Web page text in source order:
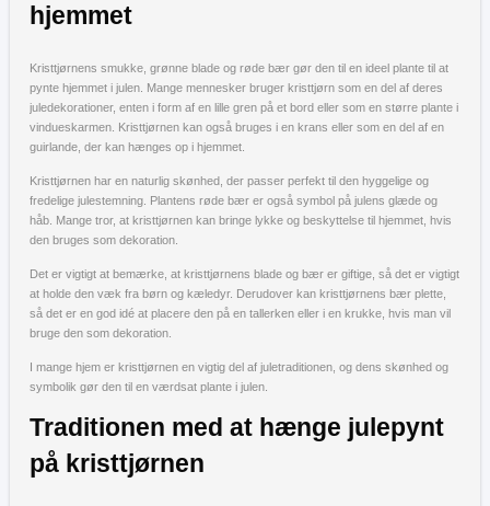
hjemmet
Kristtjørnens smukke, grønne blade og røde bær gør den til en ideel plante til at
pynte hjemmet i julen. Mange mennesker bruger kristtjørn som en del af deres
juledekorationer, enten i form af en lille gren på et bord eller som en større plante i
vindueskarmen. Kristtjørnen kan også bruges i en krans eller som en del af en
guirlande, der kan hænges op i hjemmet.
Kristtjørnen har en naturlig skønhed, der passer perfekt til den hyggelige og
fredelige julestemning. Plantens røde bær er også symbol på julens glæde og
håb. Mange tror, at kristtjørnen kan bringe lykke og beskyttelse til hjemmet, hvis
den bruges som dekoration.
Det er vigtigt at bemærke, at kristtjørnens blade og bær er giftige, så det er vigtigt
at holde den væk fra børn og kæledyr. Derudover kan kristtjørnens bær plette,
så det er en god idé at placere den på en tallerken eller i en krukke, hvis man vil
bruge den som dekoration.
I mange hjem er kristtjørnen en vigtig del af juletraditionen, og dens skønhed og
symbolik gør den til en værdsat plante i julen.
Traditionen med at hænge julepynt
på kristtjørnen